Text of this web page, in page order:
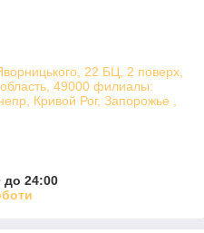
22 БЦ, 2 поверх,
область, 49000 филиалы:
Кривой Рог, Запорожье ,
до 24:00